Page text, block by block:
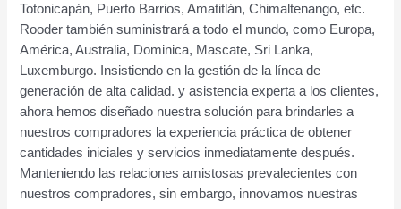
Totonicapán, Puerto Barrios, Amatitlán, Chimaltenango, etc.
Rooder también suministrará a todo el mundo, como Europa,
América, Australia, Dominica, Mascate, Sri Lanka,
Luxemburgo. Insistiendo en la gestión de la línea de
generación de alta calidad. y asistencia experta a los clientes,
ahora hemos diseñado nuestra solución para brindarles a
nuestros compradores la experiencia práctica de obtener
cantidades iniciales y servicios inmediatamente después.
Manteniendo las relaciones amistosas prevalecientes con
nuestros compradores, sin embargo, innovamos nuestras